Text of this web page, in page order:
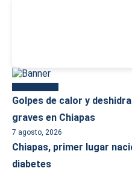
Golpes de calor y
graves en Chiapas
7 agosto, 2026
Chiapas, primer lugar
diabetes